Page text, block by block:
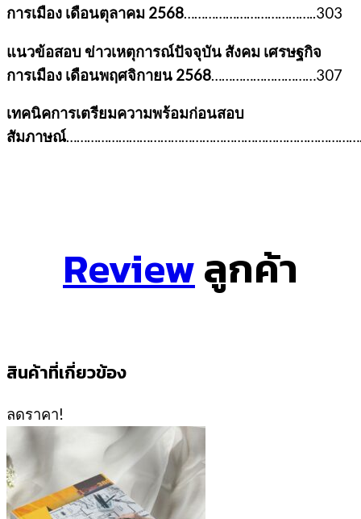
การเมือง เดือนตุลาคม 2568………………………………..303
แนวข้อสอบ ข่าวเหตุการณ์ปัจจุบัน สังคม เศรษฐกิจ
การเมือง เดือนพฤศจิกายน 2568…………………………307
เทคนิคการเตรียมความพร้อมก่อนสอบ
สัมภาษณ์
Reviewลูกค้า
สินค้าที่เกี่ยวข้อง
ลดราคา!